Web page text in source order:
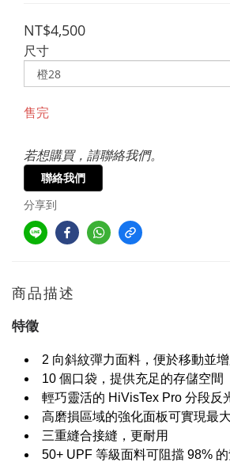
NT$4,500
尺寸
售完
若想購買，請聯絡我們。
聯絡我們
分享到
商品描述
特徵
2 向斜紋彈力面料，便於移動並
10 個口袋，提供充足的存儲空間
輕巧靈活的 HiVisTex Pro 分段反
高磨損區域的強化面板可實現最
三重縫合接縫，更耐用
50+ UPF 等級面料可阻擋 98%